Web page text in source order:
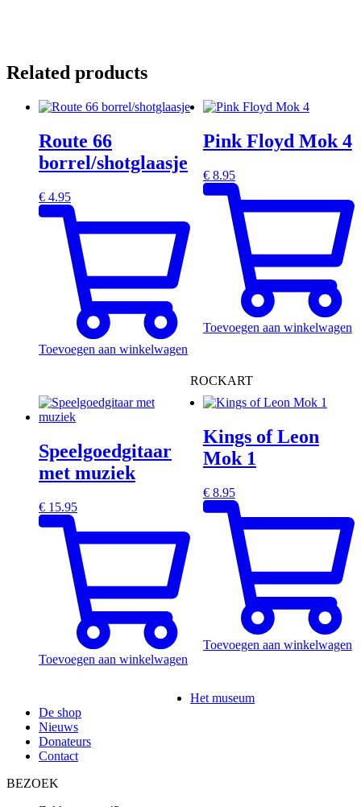
Related products
Route 66
borrel/shotglaasje
€ 4.95
Toevoegen aan winkelwagen
Pink Floyd Mok 4
€8.95
Toevoegen aan winkelwagen
Speelgoedgitaar
met muziek
€ 15.95
Toevoegen aan winkelwagen
Kings of Leon
Mok 1
€8.95
Toevoegen aan winkelwagen
ROCKART
Het museum
De shop
Nieuws
Donateurs
Contact
BEZOEK